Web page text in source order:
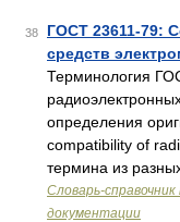
38
ГОСТ 23611-79:
средств
Терминология
определения
compatibility of
термина из
Словарь-
документации